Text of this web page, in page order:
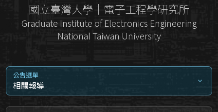
國立臺灣大學｜電子工程學研究所
Graduate Institute of Electronics Engineering
National Taiwan University
公告選單
相關報導